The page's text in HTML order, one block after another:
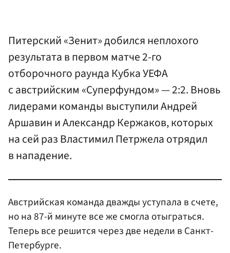
Питерский «Зенит» добился неплохого
результата в первом матче 2-го
отборочного раунда Кубка УЕФА
с австрийским «Суперфундом» — 2:2. Вновь
лидерами команды выступили Андрей
Аршавин и Александр Кержаков, которых
на сей раз Властимил Петржела отрядил
в нападение.
Австрийская команда дважды уступала в счете,
но на 87-й минуте все же смогла отыграться.
Теперь все решится через две недели в Санкт-
Петербурге.